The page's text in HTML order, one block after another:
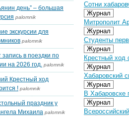
Сотни
Журнал
Митрополит
Журнал
Студенты
Журнал
Крестный ход
Журнал
Хабаровский
Журнал
В Хабаровске
Журнал
день” – большая
palomnik
экскурсии для
palomnik
запись в поездки по
на 2026 год. palomnik
Крестный ход
! palomnik
праздник у
Михаила palomnik